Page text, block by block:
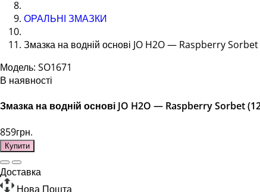
ОРАЛЬНІ ЗМАЗКИ
Змазка на водній основі JO H2O — Raspberry
Модель: SO1671
В наявності
Змазка на водній основі JO H2O — Raspberry Sorbet
859грн.
Купити
Доставка
Нова Пошта